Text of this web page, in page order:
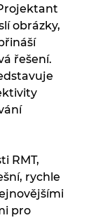
obrázky,
řešení.
RMT,
rychle
pro